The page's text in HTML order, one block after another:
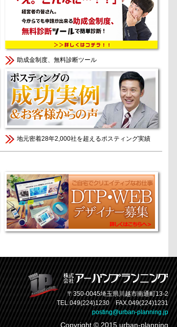
助成金制度、無料診断ツール
地元密着28年2,000社を超えるポスティング実績
〒350-0045埼玉県川越市南通町13-2
TEL.049(224)1230 FAX.049(224)1231
posting@urban-planning.jp
Copyright © 2015 urban-planning